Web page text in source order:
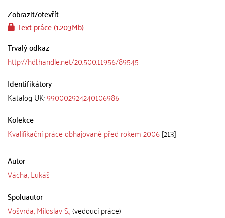
Zobrazit/otevřít
Text práce (1.203Mb)
Trvalý odkaz
http://hdl.handle.net/20.500.11956/89545
Identifikátory
Katalog UK:990002924240106986
Kolekce
Kvalifikační práce obhajované před rokem 2006[213]
Autor
Vácha, Lukáš
Spoluautor
Vošvrda, Miloslav S.,(vedoucí práce)